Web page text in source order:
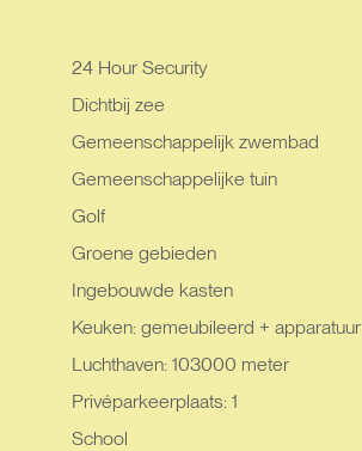
24 Hour Security
Dichtbij zee
Gemeenschappelijk zwembad
Gemeenschappelijke tuin
Golf
Groene gebieden
Ingebouwde kasten
Keuken: gemeubileerd + apparatuur
Luchthaven: 103000 meter
Privéparkeerplaats: 1
School